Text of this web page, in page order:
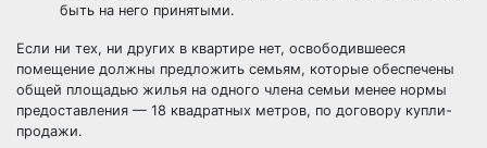
быть на него принятыми.
Если ни тех, ни других в квартире нет, освободившееся
помещение должны предложить семьям, которые обеспечены
общей площадью жилья на одного члена семьи менее нормы
предоставления — 18 квадратных метров, по договору купли-
продажи.